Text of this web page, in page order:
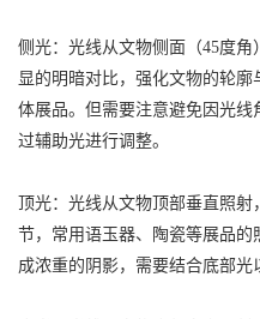
侧光：光线从文物侧面（45度
显的明暗对比，强化文物的轮
体展品。但需要注意避免因光
过辅助光进行调整。
顶光：光线从文物顶部垂直照
节，常用语玉器、陶瓷等展品
成浓重的阴影，需要结合底部光